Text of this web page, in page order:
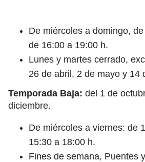
De miércoles a domingo,
de 16:00 a 19:00 h.
Lunes y martes cerrado,
26 de abril, 2 de mayo y 14
Temporada Baja: del 1 de
diciembre.
De miércoles a viernes: de
15:30 a 18:00 h.
Fines de semana, Puentes